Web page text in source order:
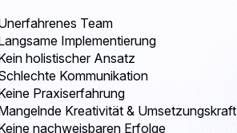
Team
Implementierung
holistischer Ansatz
Kommunikation
Praxiserfahrung
Kreativität & Umsetzungskraft
nachweisbaren Erfolge